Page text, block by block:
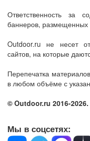
Ответственность за
баннеров, размещенных
Outdoor.ru не несет
сайтов, на которые
Перепечатка
в любом объёме с
© Outdoor.ru 2016-
Мы в соцсетях: